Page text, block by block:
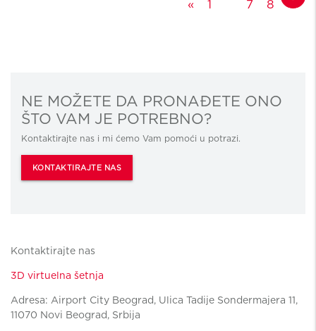
« 1 7 8
NE MOŽETE DA PRONAĐETE ONO
ŠTO VAM JE POTREBNO?
Kontaktirajte nas i mi ćemo Vam pomoći u potrazi.
KONTAKTIRAJTE NAS
Kontaktirajte nas
3D virtuelna šetnja
Adresa: Airport City Beograd, Ulica Tadije Sondermajera 11,
11070 Novi Beograd, Srbija